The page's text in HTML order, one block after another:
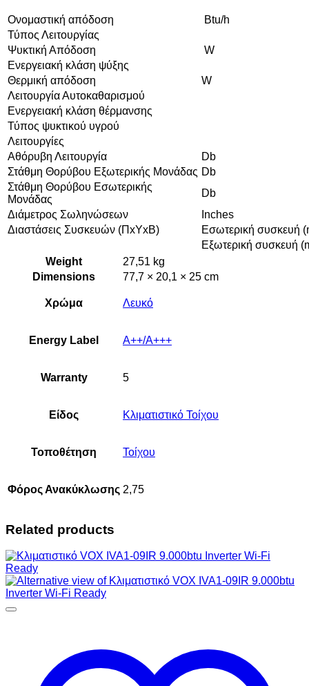
Ονομαστική απόδοση
Btu/h
Τύπος Λειτουργίας
Ψυκτική Απόδοση
W
Ενεργειακή κλάση ψύξης
Θερμική απόδοση
W
Λειτουργία Αυτοκαθαρισμού
Ενεργειακή κλάση θέρμανσης
Τύπος ψυκτικού υγρού
Λειτουργίες
Αθόρυβη Λειτουργία
Db
Στάθμη Θορύβου Εξωτερικής Μονάδας Db
Στάθμη Θορύβου Εσωτερικής
Μονάδας
Db
Διάμετρος Σωληνώσεων
Inches
Διαστάσεις Συσκευών (ΠxΥxΒ)
Εσωτερική συσκευή
Εξωτερική συσκευή
Weight
27,51 kg
Dimensions
77,7 × 20,1 × 25 cm
Χρώμα Λευκό
Energy Label Α++/Α+++
Warranty 5
Είδος Κλιματιστικό Τοίχου
Τοποθέτηση Τοίχου
Φόρος Ανακύκλωσης 2,75
Related products